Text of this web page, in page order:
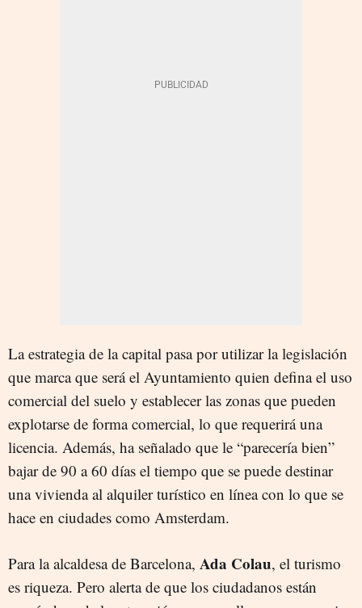
La estrategia de la capital pasa por utilizar la legislación
que marca que será el Ayuntamiento quien defina el uso
comercial del suelo y establecer las zonas que pueden
explotarse de forma comercial, lo que requerirá una
licencia. Además, ha señalado que le “parecería bien”
bajar de 90 a 60 días el tiempo que se puede destinar
una vivienda al alquiler turístico en línea con lo que se
hace en ciudades como Amsterdam.
Para la alcaldesa de Barcelona, Ada Colau, el turismo
es riqueza. Pero alerta de que los ciudadanos están